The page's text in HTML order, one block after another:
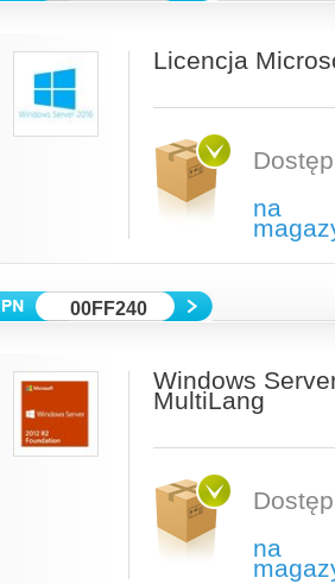
Licencja
na
00FF240
Windows
MultiLang
na